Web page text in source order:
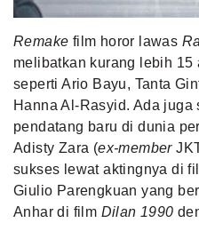
Remake film horor lawas
melibatkan kurang lebih 15
seperti Ario Bayu, Tanta
Hanna Al-Rasyid. Ada
pendatang baru di dunia
Adisty Zara (ex-member
sukses lewat aktingnya di
Giulio Parengkuan yang
Anhar di film Dilan 1990